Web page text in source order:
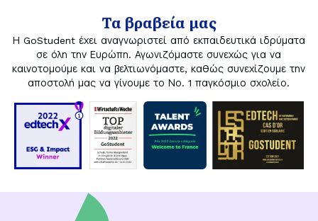
Τα βραβεία μας
Η GoStudent έχει αναγνωριστεί από εκπαιδευτικά ιδρύματα
σε όλη την Ευρώπη. Αγωνιζόμαστε συνεχώς για να
καινοτομούμε και να βελτιωνόμαστε, καθώς συνεχίζουμε την
αποστολή μας να γίνουμε το Νο. 1 παγκόσμιο σχολείο.